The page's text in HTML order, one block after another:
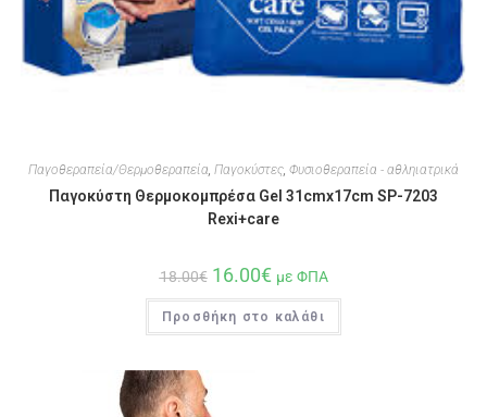
Παγοθεραπεία/Θερμοθεραπεία Παγοκύστες Φυσιοθεραπεία - αθληιατρικά
Παγοκύστη Θερμοκομπρέσα Gel 31cmx17cm SP-7203
Rexi+care
18.00€ 16.00€ με ΦΠΑ
Προσθήκη στο καλάθι